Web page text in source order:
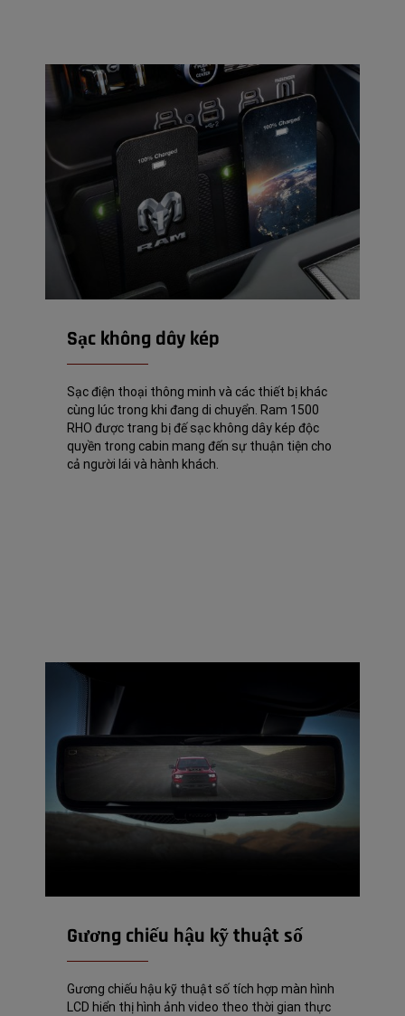
Sạc không dây kép
Sạc điện thoại thông minh và các thiết bị khác
cùng lúc trong khi đang di chuyển. Ram 1500
RHO được trang bị đế sạc không dây kép độc
quyền trong cabin mang đến sự thuận tiện cho
cả người lái và hành khách.
Gương chiếu hậu kỹ thuật số
Gương chiếu hậu kỹ thuật số tích hợp màn hình
LCD hiển thị hình ảnh video theo thời gian thực